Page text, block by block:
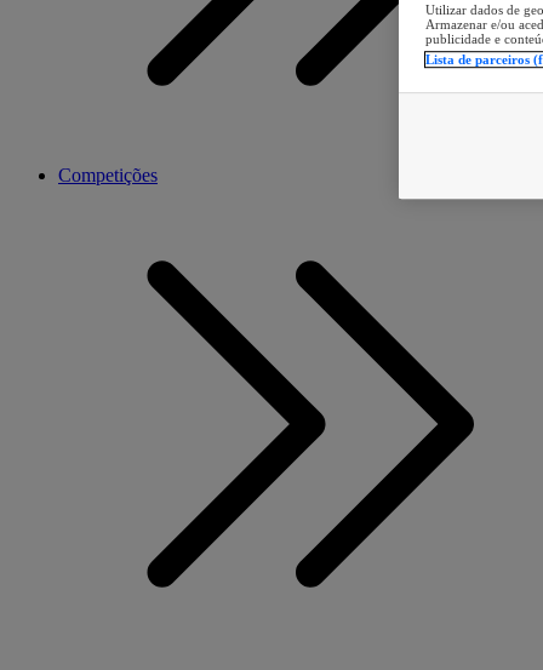
Competições
Utilizar dados de
Armazenar e/ou
publicidade e
Lista de parceiros